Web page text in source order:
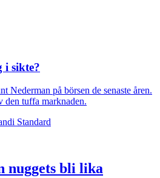
i sikte?
Nederman på börsen de senaste åren.
den tuffa marknaden.
Standard
nuggets bli lika